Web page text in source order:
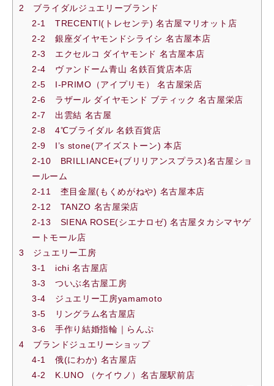
2 ブライダルジュエリーブランド
2-1 TRECENTI(トレセンテ) 名古屋マリオット店
2-2 銀座ダイヤモンドシライシ 名古屋本店
2-3 エクセルコ ダイヤモンド 名古屋本店
2-4 ヴァンドーム青山 名鉄百貨店本店
2-5 I-PRIMO（アイプリモ） 名古屋栄店
2-6 ラザール ダイヤモンド ブティック 名古屋栄店
2-7 出雲結 名古屋
2-8 4℃ブライダル 名鉄百貨店
2-9 I’s stone(アイズストーン) 本店
2-10 BRILLIANCE+(ブリリアンスプラス)名古屋ショ
ールーム
2-11 杢目金屋(もくめがねや) 名古屋本店
2-12 TANZO 名古屋栄店
2-13 SIENA ROSE(シエナロゼ) 名古屋タカシマヤゲ
ートモール店
3 ジュエリー工房
3-1 ichi 名古屋店
3-3 ついぶ名古屋工房
3-4 ジュエリー工房yamamoto
3-5 リングラム名古屋店
3-6 手作り結婚指輪｜らんぷ
4 ブランドジュエリーショップ
4-1 俄(にわか) 名古屋店
4-2 K.UNO （ケイウノ）名古屋駅前店